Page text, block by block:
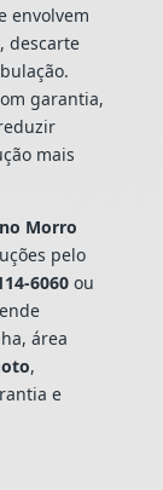
envolvem
, descarte
garantia,
mais
Morro
pelo
6060ou
área
,
e